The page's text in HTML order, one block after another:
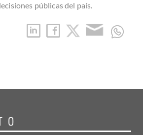
públicas del país.